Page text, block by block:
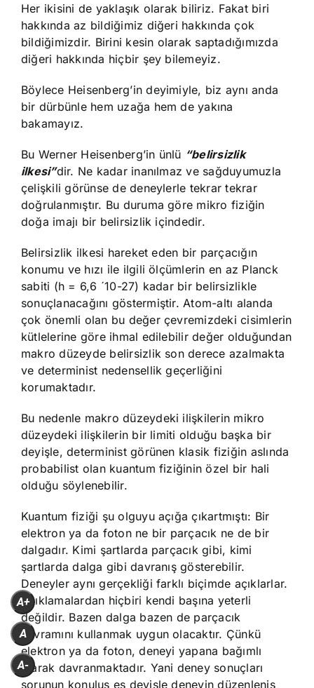
Her ikisini de yaklaşık olarak biliriz. Fakat biri
hakkında az bildiğimiz diğeri hakkında çok
bildiğimizdir. Birini kesin olarak saptadığımızda
diğeri hakkında hiçbir şey bilemeyiz.
Böylece Heisenberg’in deyimiyle, biz aynı anda
bir dürbünle hem uzağa hem de yakına
bakamayız.
Bu Werner Heisenberg’in ünlü “belirsizlik
ilkesi”dir. Ne kadar inanılmaz ve sağduyumuzla
çelişkili görünse de deneylerle tekrar tekrar
doğrulanmıştır. Bu duruma göre mikro fiziğin
doğa imajı bir belirsizlik içindedir.
Belirsizlik ilkesi hareket eden bir parçacığın
konumu ve hızı ile ilgili ölçümlerin en az Planck
sabiti (h = 6,6 ´10-27) kadar bir belirsizlikle
sonuçlanacağını göstermiştir. Atom-altı alanda
çok önemli olan bu değer çevremizdeki cisimlerin
kütlelerine göre ihmal edilebilir değer olduğundan
makro düzeyde belirsizlik son derece azalmakta
ve determinist nedensellik geçerliğini
korumaktadır.
Bu nedenle makro düzeydeki ilişkilerin mikro
düzeydeki ilişkilerin bir limiti olduğu başka bir
deyişle, determinist görünen klasik fiziğin aslında
probabilist olan kuantum fiziğinin özel bir hali
olduğu söylenebilir.
Kuantum fiziği şu olguyu açığa çıkartmıştı: Bir
elektron ya da foton ne bir parçacık ne de bir
dalgadır. Kimi şartlarda parçacık gibi, kimi
şartlarda dalga gibi davranış gösterebilir.
Deneyler aynı gerçekliği farklı biçimde açıklarlar.
Açıklamalardan hiçbiri kendi başına yeterli
değildir. Bazen dalga bazen de parçacık
kavramını kullanmak uygun olacaktır. Çünkü
elektron ya da foton, deneyi yapana bağımlı
olarak davranmaktadır. Yani deney sonuçları
sorunun konuluş eş deyişle deneyin düzenleniş
A+
A
A-